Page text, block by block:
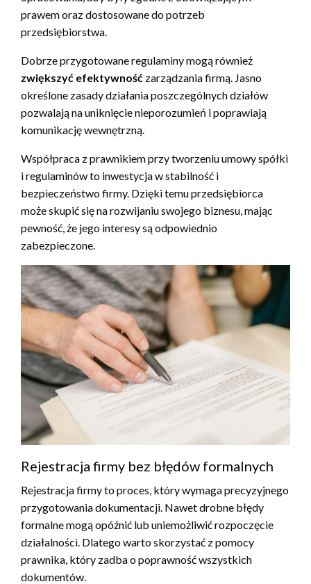
prawem oraz dostosowane do potrzeb
przedsiębiorstwa.
Dobrze przygotowane regulaminy mogą również
zwiększyć efektywność zarządzania firmą. Jasno
określone zasady działania poszczególnych działów
pozwalają na uniknięcie nieporozumień i poprawiają
komunikację wewnętrzną.
Współpraca z prawnikiem przy tworzeniu umowy spółki
i regulaminów to inwestycja w stabilność i
bezpieczeństwo firmy. Dzięki temu przedsiębiorca
może skupić się na rozwijaniu swojego biznesu, mając
pewność, że jego interesy są odpowiednio
zabezpieczone.
Rejestracja firmy bez błędów formalnych
Rejestracja firmy to proces, który wymaga precyzyjnego
przygotowania dokumentacji. Nawet drobne błędy
formalne mogą opóźnić lub uniemożliwić rozpoczęcie
działalności. Dlatego warto skorzystać z pomocy
prawnika, który zadba o poprawność wszystkich
dokumentów.